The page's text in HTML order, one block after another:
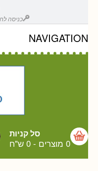
כניסה
NAVIGATION
סל קניות
0 מוצרים - 0 ש"ח